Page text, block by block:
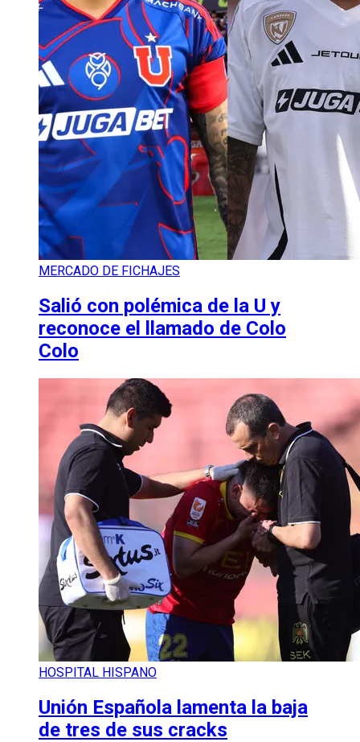
MERCADO DE FICHAJES
Salió con polémica de la U y
reconoce el llamado de Colo
Colo
HOSPITAL HISPANO
Unión Española lamenta la baja
de tres de sus cracks